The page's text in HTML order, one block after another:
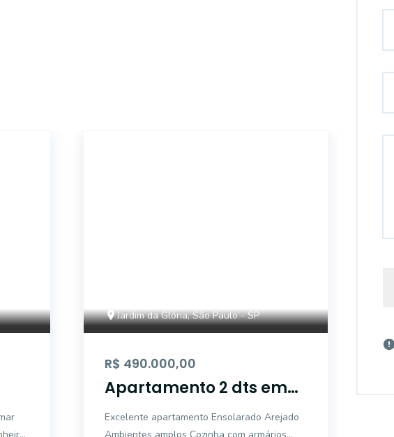
Jardim da Glória, São Paulo - SP
R$ 490.000,00
Apartamento 2 dts em
excelente localização
Excelente apartamento Ensolarado Arejado